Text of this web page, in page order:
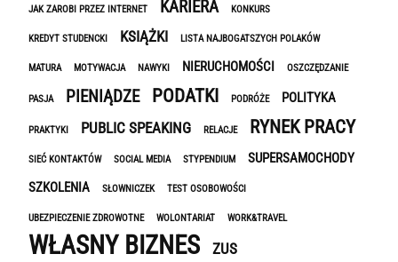
JAK ZAROBI PRZEZ INTERNET KARIERA KONKURS
KREDYT STUDENCKI KSIĄŻKI LISTA NAJBOGATSZYCH POLAKÓW
MATURA MOTYWACJA NAWYKI NIERUCHOMOŚCI OSZCZĘDZANIE
PASJA PIENIĄDZE PODATKI PODRÓŻE POLITYKA
PRAKTYKI PUBLIC SPEAKING RELACJE RYNEK PRACY
SIEĆ KONTAKTÓW SOCIAL MEDIA STYPENDIUM
SUPERSAMOCHODY
SZKOLENIA
SŁOWNICZEK TEST OSOBOWOŚCI
UBEZPIECZENIE ZDROWOTNE WOLONTARIAT WORK&TRAVEL
WŁASNY BIZNES ZUS